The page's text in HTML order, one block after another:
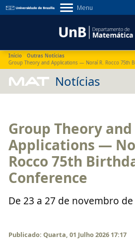
Menu
Início
Outras Notícias
Group Theory and Applications — Noraí R. Rocco 75th
MAT Notícias
Group Theory and
Applications —
Rocco 75th
Conference
De 23 a 27 de novembro de
Publicado: Quarta, 01 Julho 2026 17:17